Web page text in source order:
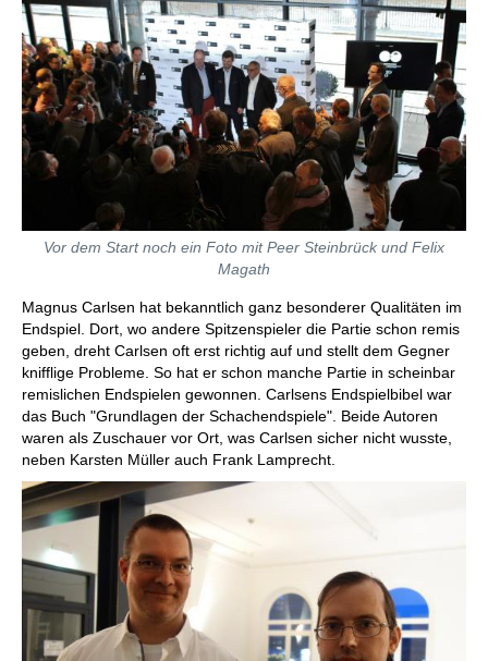
Vor dem Start noch ein Foto mit Peer Steinbrück und Felix
Magath
Magnus Carlsen hat bekanntlich ganz besonderer Qualitäten im
Endspiel. Dort, wo andere Spitzenspieler die Partie schon remis
geben, dreht Carlsen oft erst richtig auf und stellt dem Gegner
knifflige Probleme. So hat er schon manche Partie in scheinbar
remislichen Endspielen gewonnen. Carlsens Endspielbibel war
das Buch "Grundlagen der Schachendspiele". Beide Autoren
waren als Zuschauer vor Ort, was Carlsen sicher nicht wusste,
neben Karsten Müller auch Frank Lamprecht.